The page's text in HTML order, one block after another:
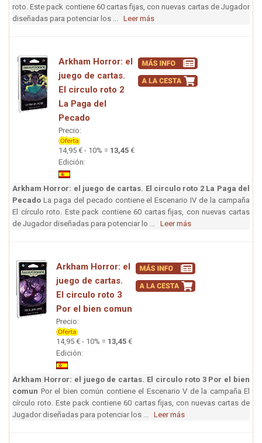
roto. Este pack contiene 60 cartas fijas, con nuevas cartas de Jugador
diseñadas para potenciar los ... Leer más
Arkham Horror: el
juego de cartas.
El circulo roto 2
La Paga del
Pecado
Precio:
14,95 € - 10% = 13,45 €
Edición:
Arkham Horror: el juego de cartas. El circulo roto 2 La Paga del
Pecado La paga del pecado contiene el Escenario IV de la campaña
El círculo roto. Este pack contiene 60 cartas fijas, con nuevas cartas
de Jugador diseñadas para potenciar lo ... Leer más
Arkham Horror: el
juego de cartas.
El circulo roto 3
Por el bien comun
Precio:
14,95 € - 10% = 13,45 €
Edición:
Arkham Horror: el juego de cartas. El circulo roto 3 Por el bien
comun Por el bien común contiene el Escenario V de la campaña El
círculo roto. Este pack contiene 60 cartas fijas, con nuevas cartas de
Jugador diseñadas para potenciar los ... Leer más